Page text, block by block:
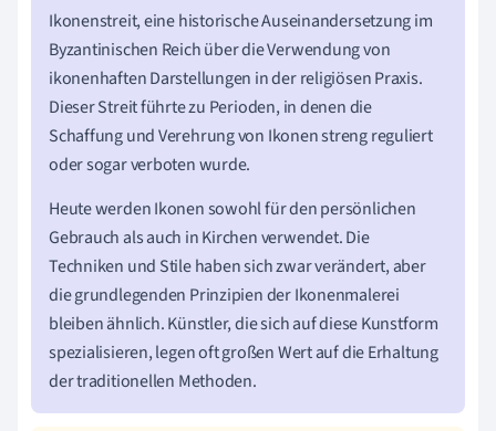
Ikonenstreit, eine historische Auseinandersetzung im
Byzantinischen Reich über die Verwendung von
ikonenhaften Darstellungen in der religiösen Praxis.
Dieser Streit führte zu Perioden, in denen die
Schaffung und Verehrung von Ikonen streng reguliert
oder sogar verboten wurde.
Heute werden Ikonen sowohl für den persönlichen
Gebrauch als auch in Kirchen verwendet. Die
Techniken und Stile haben sich zwar verändert, aber
die grundlegenden Prinzipien der Ikonenmalerei
bleiben ähnlich. Künstler, die sich auf diese Kunstform
spezialisieren, legen oft großen Wert auf die Erhaltung
der traditionellen Methoden.